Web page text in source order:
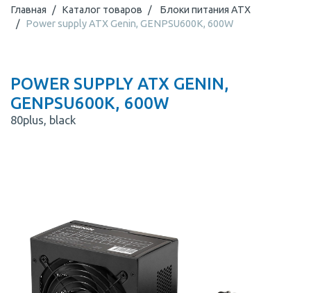
Главная Каталог товаров
Блоки питания ATX
Power supply ATX Genin, GENPSU600K, 600W
POWER SUPPLY ATX GENIN,
GENPSU600K, 600W
80plus, black